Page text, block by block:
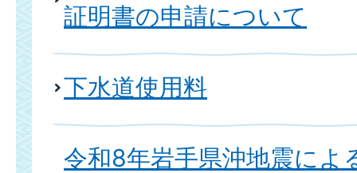
証明書の申請について
下水道使用料
令和8年岩手県沖地震によ